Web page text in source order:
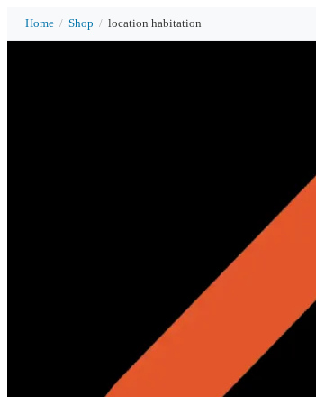
Home / Shop / location habitation